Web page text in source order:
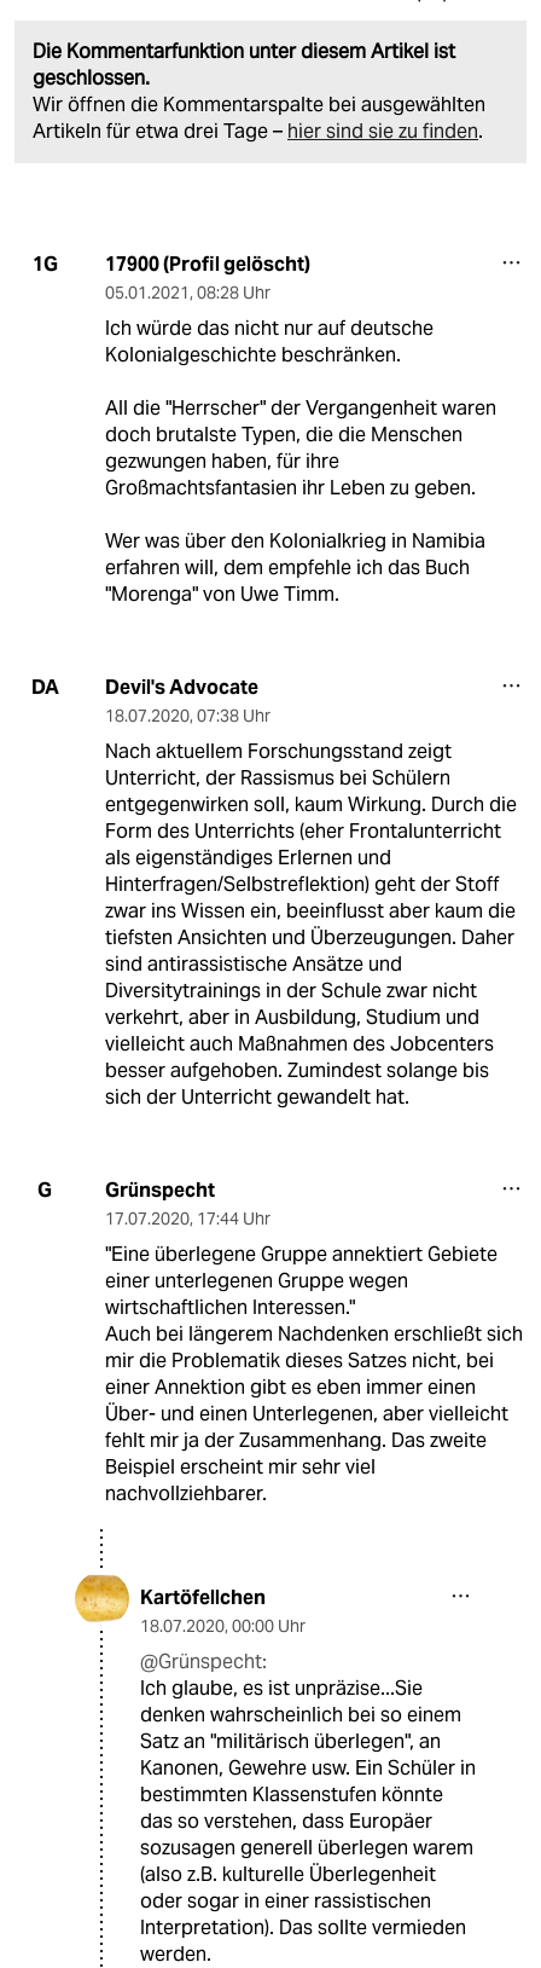
Die Kommentarfunktion unter diesem Artikel ist
geschlossen.
Wir öffnen die Kommentarspalte bei ausgewählten
Artikeln für etwa drei Tage – hier sind sie zu finden.
1G 17900 (Profil gelöscht)
05.01.2021, 08:28 Uhr
Ich würde das nicht nur auf deutsche
Kolonialgeschichte beschränken.
All die "Herrscher" der Vergangenheit waren
doch brutalste Typen, die die Menschen
gezwungen haben, für ihre
Großmachtsfantasien ihr Leben zu geben.
Wer was über den Kolonialkrieg in Namibia
erfahren will, dem empfehle ich das Buch
"Morenga" von Uwe Timm.
DA Devil's Advocate
18.07.2020, 07:38 Uhr
Nach aktuellem Forschungsstand zeigt
Unterricht, der Rassismus bei Schülern
entgegenwirken soll, kaum Wirkung. Durch die
Form des Unterrichts (eher Frontalunterricht
als eigenständiges Erlernen und
Hinterfragen/Selbstreflektion) geht der Stoff
zwar ins Wissen ein, beeinflusst aber kaum die
tiefsten Ansichten und Überzeugungen. Daher
sind antirassistische Ansätze und
Diversitytrainings in der Schule zwar nicht
verkehrt, aber in Ausbildung, Studium und
vielleicht auch Maßnahmen des Jobcenters
besser aufgehoben. Zumindest solange bis
sich der Unterricht gewandelt hat.
G Grünspecht
17.07.2020, 17:44 Uhr
"Eine überlegene Gruppe annektiert Gebiete
einer unterlegenen Gruppe wegen
wirtschaftlichen Interessen."
Auch bei längerem Nachdenken erschließt sich
mir die Problematik dieses Satzes nicht, bei
einer Annektion gibt es eben immer einen
Über- und einen Unterlegenen, aber vielleicht
fehlt mir ja der Zusammenhang. Das zweite
Beispiel erscheint mir sehr viel
nachvollziehbarer.
Kartöfellchen
18.07.2020, 00:00 Uhr
@Grünspecht:
Ich glaube, es ist unpräzise...Sie
denken wahrscheinlich bei so einem
Satz an "militärisch überlegen", an
Kanonen, Gewehre usw. Ein Schüler in
bestimmten Klassenstufen könnte
das so verstehen, dass Europäer
sozusagen generell überlegen warem
(also z.B. kulturelle Überlegenheit
oder sogar in einer rassistischen
Interpretation). Das sollte vermieden
werden.